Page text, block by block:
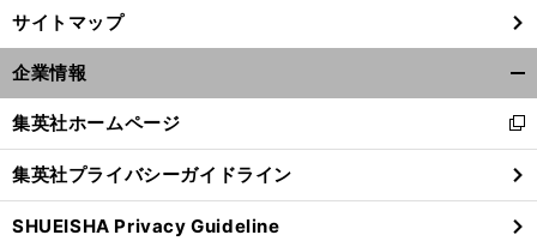
サイトマップ
企業情報
閉
る
集英社ホームページ
新
し
い
ウ
ィ
集英社プライバシーガイドライン
SHUEISHA Privacy Guideline